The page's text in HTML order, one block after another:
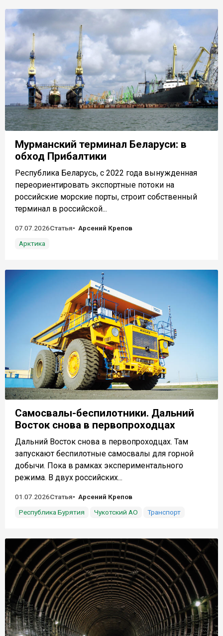
Мурманский терминал Беларуси: в
обход Прибалтики
Республика Беларусь, с 2022 года вынужденная
переориентировать экспортные потоки на
российские морские порты, строит собственный
терминал в российской...
07.07.2026Статья
Арсений Крепов
Арктика
Самосвалы-беспилотники. Дальний
Восток снова в первопроходцах
Дальний Восток снова в первопроходцах. Там
запускают беспилотные самосвалы для горной
добычи. Пока в рамках экспериментального
режима. В двух российских...
01.07.2026Статья
Арсений Крепов
Республика Бурятия
Чукотский АО Транспорт